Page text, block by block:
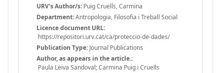
URV's Author/s: Puig Cruells, Carmina
Department:Antropologia, Filosofia i Treball Social
Licence document URL:
https://repositori.urv.cat/ca/proteccio-de-dades/
Publication Type: Journal Publications
Author, as appears in the article.:
Paula Leiva Sandoval; Carmina Puig i Cruells